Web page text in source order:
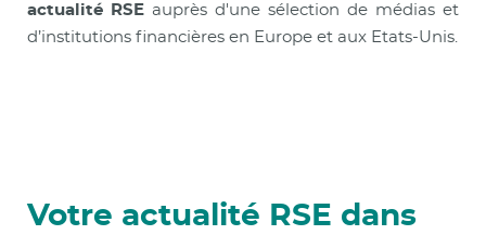
actualité RSE auprès d'une sélection de médias et
d’institutions financières en Europe et aux Etats-Unis.
Votre actualité RSE dans